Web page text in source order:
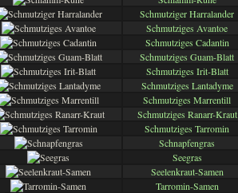
Schmutziger Harralander
Schmutziges Avantoe
Schmutziges Cadantin
Schmutziges Guam-Blatt
Schmutziges Irit-Blatt
Schmutziges Lantadyme
Schmutziges Marrentill
Schmutziges Ranarr-Kraut
Schmutziges Tarromin
Schnapfengras
Seegras
Seelenkraut-Samen
Tarromin-Samen